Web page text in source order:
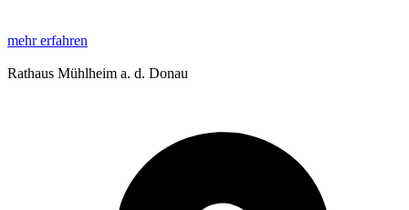
mehr erfahren
Rathaus Mühlheim a. d. Donau